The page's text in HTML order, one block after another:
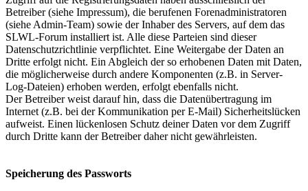
Betreiber (siehe Impressum), die berufenen Forenadministratoren
(siehe Admin-Team) sowie der Inhaber des Servers, auf dem das
SLWL-Forum installiert ist. Alle diese Parteien sind dieser
Datenschutzrichtlinie verpflichtet. Eine Weitergabe der Daten an
Dritte erfolgt nicht. Ein Abgleich der so erhobenen Daten mit Daten,
die möglicherweise durch andere Komponenten (z.B. in Server-
Log-Dateien) erhoben werden, erfolgt ebenfalls nicht.
Der Betreiber weist darauf hin, dass die Datenübertragung im
Internet (z.B. bei der Kommunikation per E-Mail) Sicherheitslücken
aufweist. Einen lückenlosen Schutz deiner Daten vor dem Zugriff
durch Dritte kann der Betreiber daher nicht gewährleisten.
Speicherung des Passworts